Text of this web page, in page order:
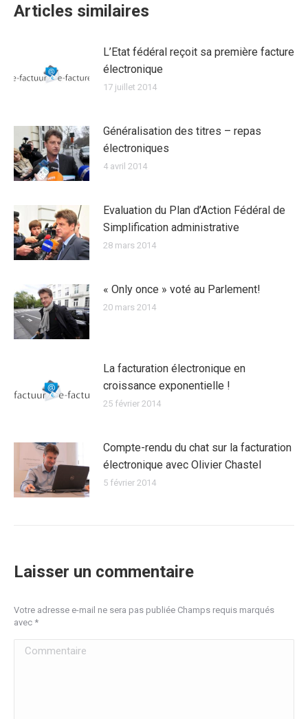
Articles similaires
L’Etat fédéral reçoit sa première facture
électronique
17 juillet 2014
Généralisation des titres – repas
électroniques
4 avril 2014
Evaluation du Plan d’Action Fédéral de
Simplification administrative
28 mars 2014
« Only once » voté au Parlement!
20 mars 2014
La facturation électronique en
croissance exponentielle !
25 février 2014
Compte-rendu du chat sur la facturation
électronique avec Olivier Chastel
5 février 2014
Laisser un commentaire
Votre adresse e-mail ne sera pas publiée Champs requis marqués
avec *
Commentaire